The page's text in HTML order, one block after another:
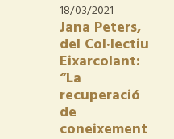
18/03/2021
Jana Peters,
del Col·lectiu
Eixarcolant:
“La
recuperació
de
coneixement